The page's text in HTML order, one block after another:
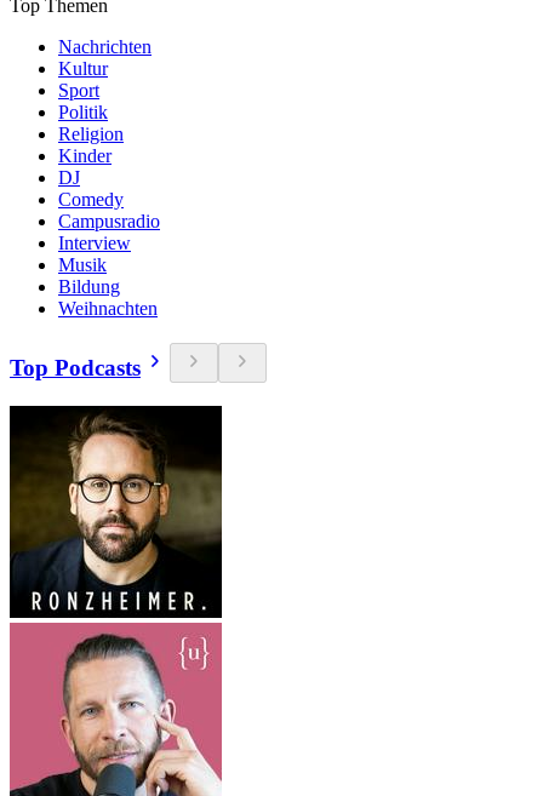
Top Themen
Nachrichten
Kultur
Sport
Politik
Religion
Kinder
DJ
Comedy
Campusradio
Interview
Musik
Bildung
Weihnachten
Top Podcasts